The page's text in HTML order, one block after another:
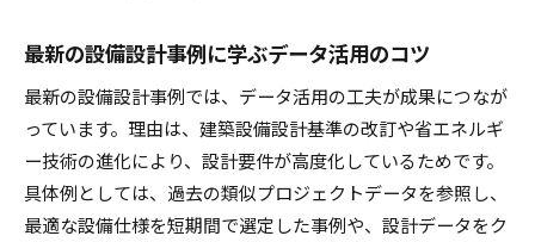
建築設備設計基準電子版の活用で設備設計を効
率化
設備設計における電子版基準資料の使い方
設備設計データと電子版基準の効果的な連動方
法
基準電子版の検索機能で設備設計をサポート
最新の設備設計事例に学ぶデータ活用のコツ
最新の設備設計事例では、データ活用の工夫が成果につなが
っています。理由は、建築設備設計基準の改訂や省エネルギ
ー技術の進化により、設計要件が高度化しているためです。
具体例としては、過去の類似プロジェクトデータを参照し、
最適な設備仕様を短期間で選定した事例や、設計データをク